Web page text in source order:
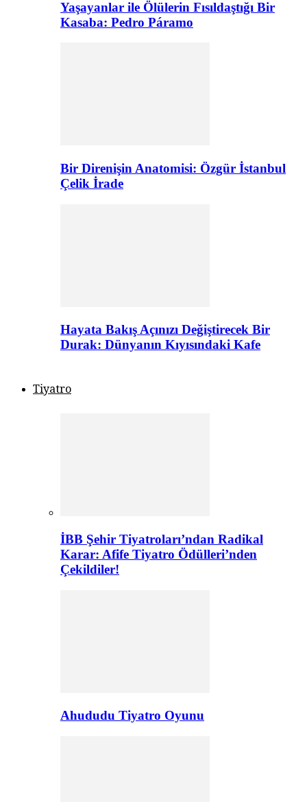
Yaşayanlar ile Ölülerin Fısıldaştığı Bir
Kasaba: Pedro Páramo
Bir Direnişin Anatomisi: Özgür İstanbul
Çelik İrade
Hayata Bakış Açınızı Değiştirecek Bir
Durak: Dünyanın Kıyısındaki Kafe
Tiyatro
İBB Şehir Tiyatroları’ndan Radikal
Karar: Afife Tiyatro Ödülleri’nden
Çekildiler!
Ahududu Tiyatro Oyunu